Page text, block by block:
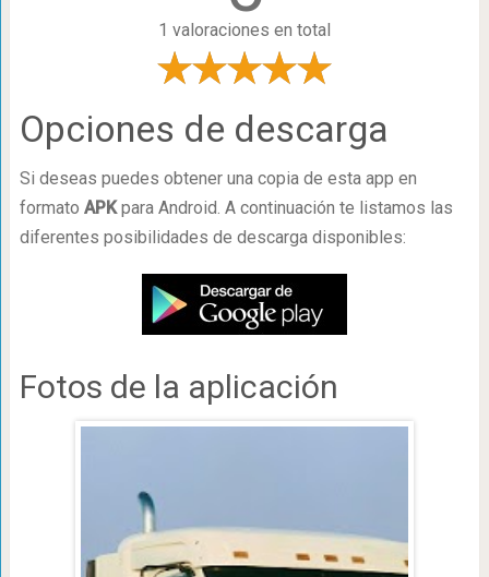
1 valoraciones en total
Opciones de descarga
Si deseas puedes obtener una copia de esta app en
formato APKpara Android. A continuación te listamos las
diferentes posibilidades de descarga disponibles:
Fotos de la aplicación